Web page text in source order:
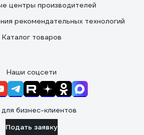
центры производителей
рекомендательных технологий
Каталог товаров
Наши соцсети
бизнес-клиентов
Подать заявку